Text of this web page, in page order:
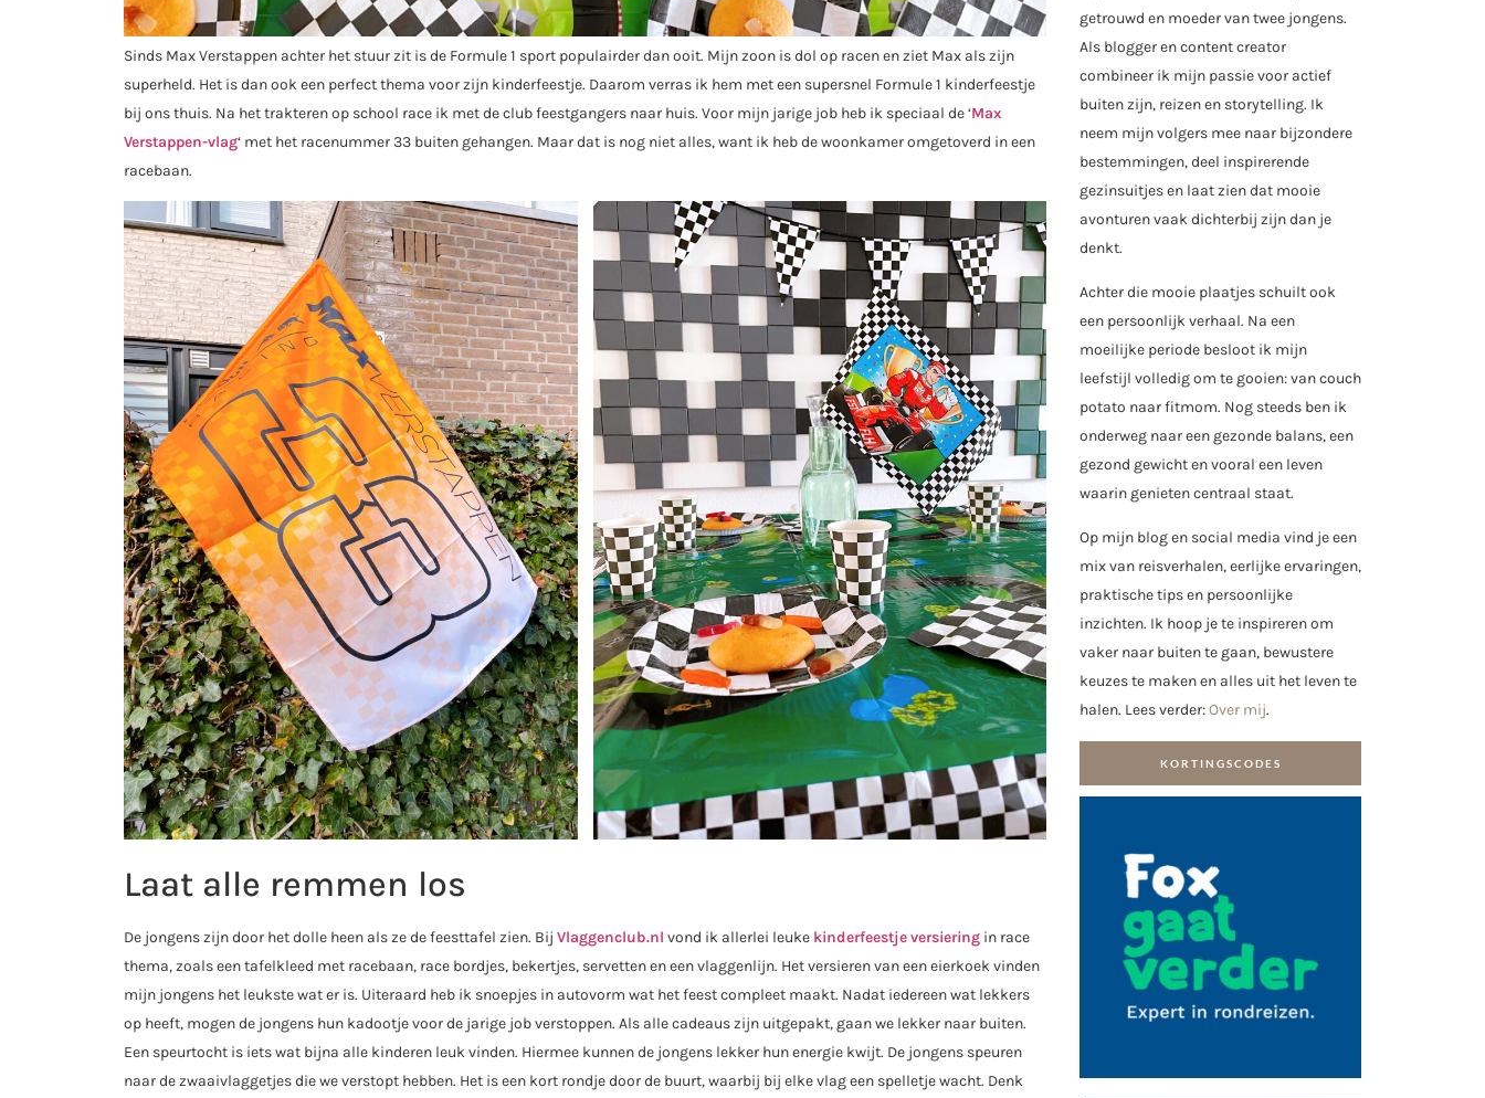
Sinds Max Verstappen achter het stuur zit is de Formule 1 sport populairder dan ooit. Mijn zoon is dol op racen en ziet Max als zijn
superheld. Het is dan ook een perfect thema voor zijn kinderfeestje. Daarom verras ik hem met een supersnel Formule 1 kinderfeestje
bij ons thuis. Na het trakteren op school race ik met de club feestgangers naar huis. Voor mijn jarige job heb ik speciaal de ‘Max
Verstappen-vlag‘ met het racenummer 33 buiten gehangen. Maar dat is nog niet alles, want ik heb de woonkamer omgetoverd in een
racebaan.
Laat alle remmen los
De jongens zijn door het dolle heen als ze de feesttafel zien. Bij Vlaggenclub.nl vond ik allerlei leuke kinderfeestje versiering in race
thema, zoals een tafelkleed met racebaan, race bordjes, bekertjes, servetten en een vlaggenlijn. Het versieren van een eierkoek vinden
mijn jongens het leukste wat er is. Uiteraard heb ik snoepjes in autovorm wat het feest compleet maakt. Nadat iedereen wat lekkers
op heeft, mogen de jongens hun kadootje voor de jarige job verstoppen. Als alle cadeaus zijn uitgepakt, gaan we lekker naar buiten.
Een speurtocht is iets wat bijna alle kinderen leuk vinden. Hiermee kunnen de jongens lekker hun energie kwijt. De jongens speuren
naar de zwaaivlaggetjes die we verstopt hebben. Het is een kort rondje door de buurt, waarbij bij elke vlag een spelletje wacht. Denk
getrouwd en moeder van twee jongens.
Als blogger en content creator
combineer ik mijn passie voor actief
buiten zijn, reizen en storytelling. Ik
neem mijn volgers mee naar bijzondere
bestemmingen, deel inspirerende
gezinsuitjes en laat zien dat mooie
avonturen vaak dichterbij zijn dan je
denkt.
Achter die mooie plaatjes schuilt ook
een persoonlijk verhaal. Na een
moeilijke periode besloot ik mijn
leefstijl volledig om te gooien: van couch
potato naar fitmom. Nog steeds ben ik
onderweg naar een gezonde balans, een
gezond gewicht en vooral een leven
waarin genieten centraal staat.
Op mijn blog en social media vind je een
mix van reisverhalen, eerlijke ervaringen,
praktische tips en persoonlijke
inzichten. Ik hoop je te inspireren om
vaker naar buiten te gaan, bewustere
keuzes te maken en alles uit het leven te
halen. Lees verder:Over mij.
KORTINGSCODES